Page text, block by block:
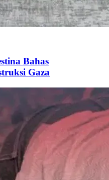
Bahas
Gaza